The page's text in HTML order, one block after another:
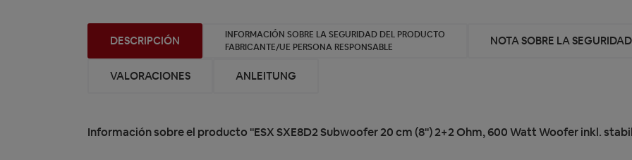
DESCRIPCIÓN
INFORMACIÓN SOBRE LA SEGURIDAD DEL PRODUCTO
FABRICANTE/UE PERSONA RESPONSABLE
NOTA SOBRE LA
VALORACIONES ANLEITUNG
Información sobre el producto "ESX SXE8D2 Subwoofer 20 cm (8") 2+2 Ohm, 600 Watt Woofer inkl.